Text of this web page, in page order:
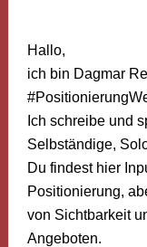
Hallo,
ich bin Dagmar
Ich schreibe und
Selbständige,
Du findest hier
Positionierung,
von Sichtbarkeit
Angeboten.